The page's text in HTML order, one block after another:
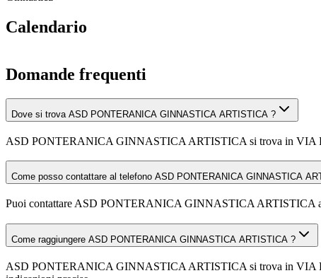
Calendario
Domande frequenti
Dove si trova ASD PONTERANICA GINNASTICA ARTISTICA ?
ASD PONTERANICA GINNASTICA ARTISTICA si trova in
Come posso contattare al telefono ASD PONTERANICA GINNASTICA
Puoi contattare ASD PONTERANICA GINNASTICA ARTISTICA
Come raggiungere ASD PONTERANICA GINNASTICA ARTISTICA ?
ASD PONTERANICA GINNASTICA ARTISTICA si trova in VIA